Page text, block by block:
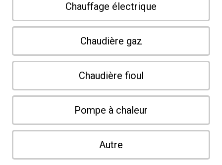
Chauffage électrique
Chaudière gaz
Chaudière fioul
Pompe à chaleur
Autre